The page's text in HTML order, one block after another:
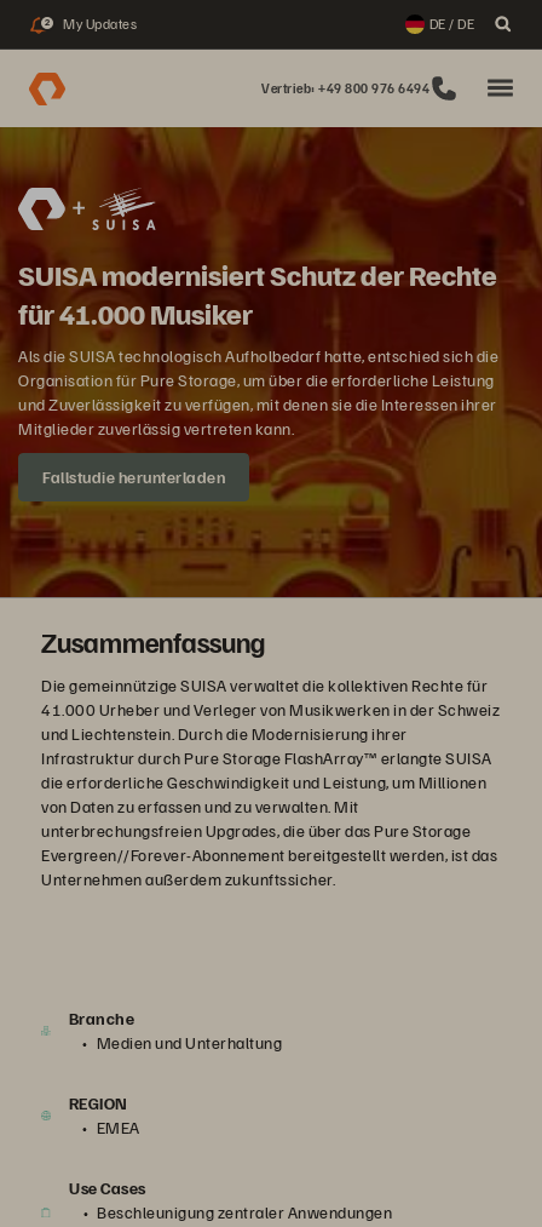
2 My Updates DE / DE
Vertrieb: +49 800 976 6494
SUISA modernisiert Schutz der Rechte
für 41.000 Musiker
Als die SUISA technologisch Aufholbedarf hatte, entschied sich die
Organisation für Pure Storage, um über die erforderliche Leistung
und Zuverlässigkeit zu verfügen, mit denen sie die Interessen ihrer
Mitglieder zuverlässig vertreten kann.
Fallstudie herunterladen
Zusammenfassung
Die gemeinnützige SUISA verwaltet die kollektiven Rechte für
41.000 Urheber und Verleger von Musikwerken in der Schweiz
und Liechtenstein. Durch die Modernisierung ihrer
Infrastruktur durch Pure Storage FlashArray™ erlangte SUISA
die erforderliche Geschwindigkeit und Leistung, um Millionen
von Daten zu erfassen und zu verwalten. Mit
unterbrechungsfreien Upgrades, die über das Pure Storage
Evergreen//Forever-Abonnement bereitgestellt werden, ist das
Unternehmen außerdem zukunftssicher.
Branche
Medien und Unterhaltung
REGION
EMEA
Use Cases
Beschleunigung zentraler Anwendungen